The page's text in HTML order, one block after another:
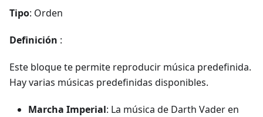
Tipo: Orden
Definición :
Este bloque te permite reproducir música predefinida.
Hay varias músicas predefinidas disponibles.
Marcha Imperial: La música de Darth Vader en